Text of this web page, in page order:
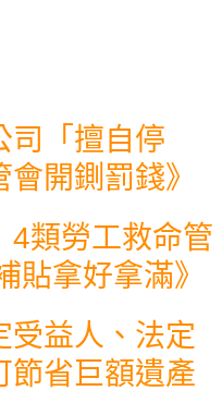
司「擅自停
開鍘罰錢》
4類勞工救命管
貼拿好拿滿》
受益人、法定
省巨額遺產